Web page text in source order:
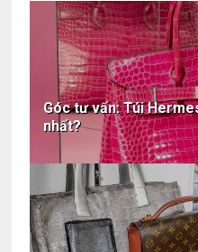
Góc tư vấn: Túi
nhất?